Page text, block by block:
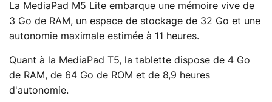
La MediaPad M5 Lite embarque une mémoire vive de
3 Go de RAM, un espace de stockage de 32 Go et une
autonomie maximale estimée à 11 heures.
Quant à la MediaPad T5, la tablette dispose de 4 Go
de RAM, de 64 Go de ROM et de 8,9 heures
d'autonomie.